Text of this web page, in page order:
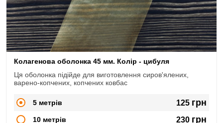
Колагенова оболонка 45 мм. Колір - цибуля
Ця оболонка підійде для виготовлення сиров'ялених,
5 метрів 125 грн
10 метрів 230 грн